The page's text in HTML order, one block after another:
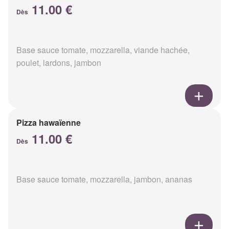
Dès 11.00 €
Base sauce tomate, mozzarella, viande hachée,
poulet, lardons, jambon
Pizza hawaïenne
Dès 11.00 €
Base sauce tomate, mozzarella, jambon, ananas